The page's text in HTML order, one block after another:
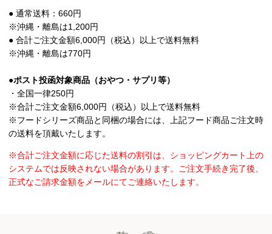
● 通常送料：660円
※沖縄・離島は1,200円
● 合計ご注文金額6,000円（税込）以上で送料無料
※沖縄・離島は770円
●ポスト投函対象商品（おやつ・サプリ等）
・全国一律250円
※合計ご注文金額6,000円（税込）以上で送料無料
※フードシリーズ商品と同梱の場合には、上記フード商品ご注文時
の送料を頂戴いたします。
※合計ご注文金額に応じた送料の割引は、ショッピングカート上の
システムでは反映されない場合があります。ご注文手続き完了後、
正式なご請求金額をメールにてご連絡いたします。